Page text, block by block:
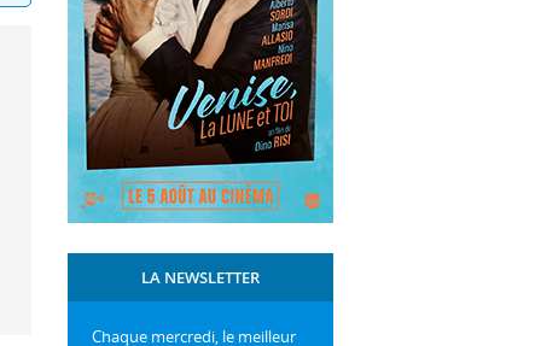
LA NEWSLETTER
Chaque mercredi, le meilleur